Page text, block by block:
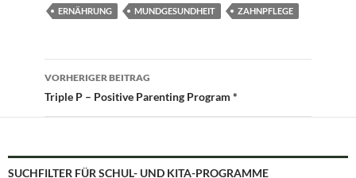
ERNÄHRUNG MUNDGESUNDHEIT ZAHNPFLEGE
Beitragsnavigation
VORHERIGER BEITRAG
Triple P – Positive Parenting Program *
SUCHFILTER FÜR SCHUL- UND KITA-PROGRAMME